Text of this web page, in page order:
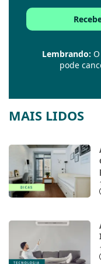
Lembrando:
pode
MAIS LIDOS